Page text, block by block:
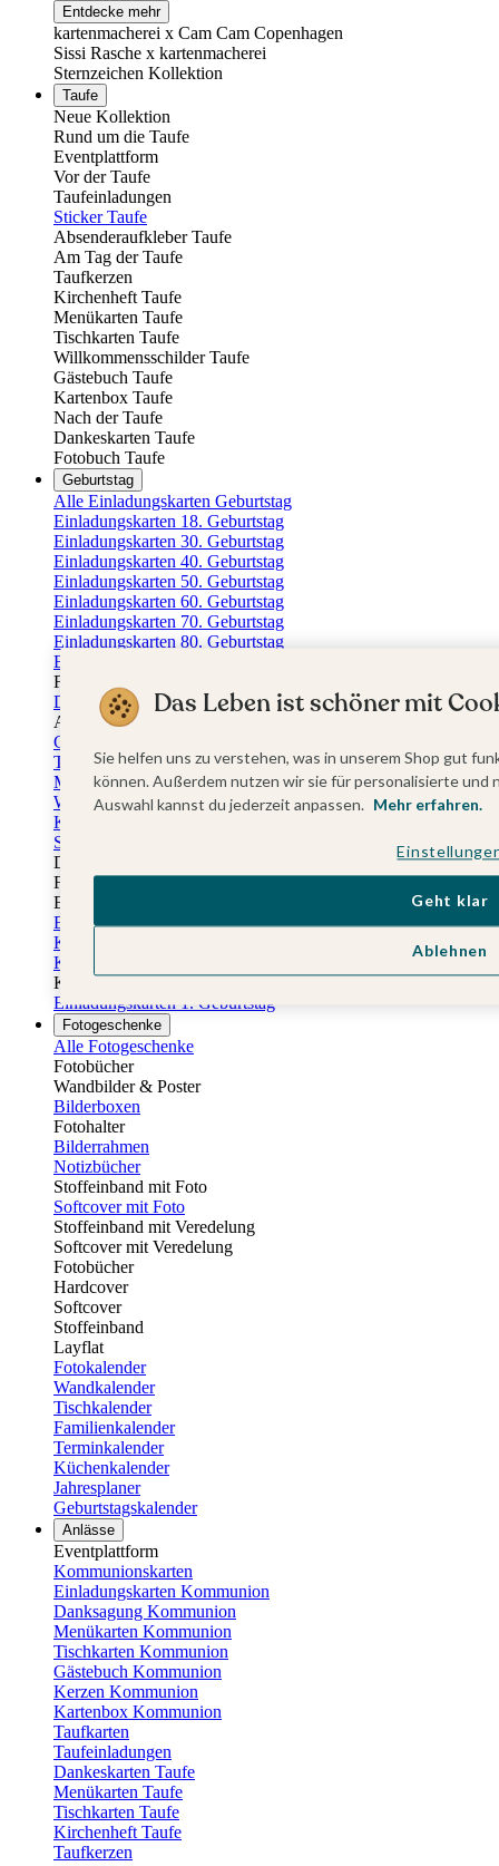
Entdecke mehr
kartenmacherei x Cam Cam Copenhagen
Sissi Rasche x kartenmacherei
Sternzeichen Kollektion
Taufe
Neue Kollektion
Rund um die Taufe
Eventplattform
Vor der Taufe
Taufeinladungen
Sticker Taufe
Absenderaufkleber Taufe
Am Tag der Taufe
Taufkerzen
Kirchenheft Taufe
Menükarten Taufe
Tischkarten Taufe
Willkommensschilder Taufe
Gästebuch Taufe
Kartenbox Taufe
Nach der Taufe
Dankeskarten Taufe
Fotobuch Taufe
Geburtstag
Alle Einladungskarten Geburtstag
Einladungskarten 18. Geburtstag
Einladungskarten 30. Geburtstag
Einladungskarten 40. Geburtstag
Einladungskarten 50. Geburtstag
Einladungskarten 60. Geburtstag
Einladungskarten 70. Geburtstag
Einladungskarten 80. Geburtstag
Einladungskarten 90. Geburtstag
Für jedes Alter
Doppelgeburtstag Einladungen
Alle Geburtstagsextras
Gästebücher Geburtstag
Tischkarten Geburtstag
Menükarten Geburtstag
Weinetiketten Geburtstag
Kartenbox Geburtstag
Save the Date Karten
Dankeskarten Geburtstag
Fotobuch Geburtstag
Eventplattform
Einladungskarten Kindergeburtstag
Kindergeburtstag Jungen
Kindergeburtstag Mädchen
Kindergeburtstag Unisex
Einladungskarten 1. Geburtstag
Fotogeschenke
Alle Fotogeschenke
Fotobücher
Wandbilder & Poster
Bilderboxen
Fotohalter
Bilderrahmen
Notizbücher
Stoffeinband mit Foto
Softcover mit Foto
Stoffeinband mit Veredelung
Softcover mit Veredelung
Fotobücher
Hardcover
Softcover
Stoffeinband
Layflat
Fotokalender
Wandkalender
Tischkalender
Familienkalender
Terminkalender
Küchenkalender
Jahresplaner
Geburtstagskalender
Anlässe
Eventplattform
Kommunionskarten
Einladungskarten Kommunion
Danksagung Kommunion
Menükarten Kommunion
Tischkarten Kommunion
Gästebuch Kommunion
Kerzen Kommunion
Kartenbox Kommunion
Taufkarten
Taufeinladungen
Dankeskarten Taufe
Menükarten Taufe
Tischkarten Taufe
Kirchenheft Taufe
Taufkerzen
Das Leben ist schöner mit
Sie helfen uns zu verstehen, was in unserem Shop gut
können. Außerdem nutzen wir sie für personalisierte
Auswahl kannst du jederzeit anpassen. Mehr erfahren.
Ablehnen
Geht klar